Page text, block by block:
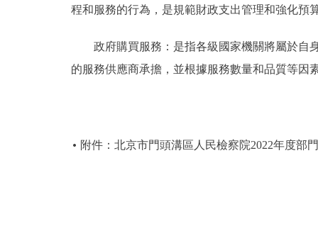
程和服務的行為，是規範財政支出管理和強化預
政府購買服務：是指各級國家機關將屬於自身
的服務供應商承擔，並根據服務數量和品質等因
附件：北京市門頭溝區人民檢察院2022年度部